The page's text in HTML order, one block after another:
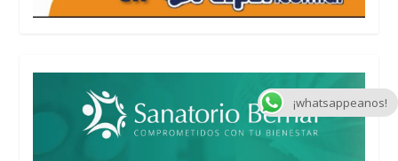
¡whatsappeanos!